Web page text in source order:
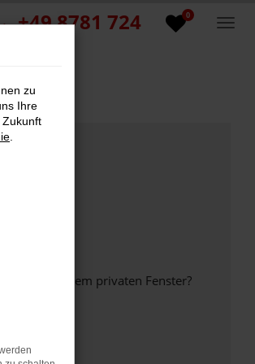
0
+49 8781 724
oder in einem privaten Fenster?
zu
Ihre
Zukunft